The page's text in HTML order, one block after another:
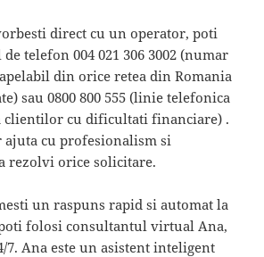
direct cu un operator, poti
telefon 004 021 306 3002 (numar
din orice retea din Romania
sau 0800 800 555 (linie telefonica
clientilor cu dificultati financiare) .
cu profesionalism si
rezolvi orice solicitare.
un raspuns rapid si automat la
folosi consultantul virtual Ana,
7. Ana este un asistent inteligent